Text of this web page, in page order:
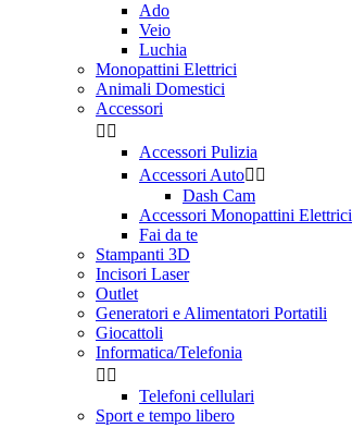
Ado
Veio
Luchia
Monopattini Elettrici
Animali Domestici
Accessori
 
Accessori Pulizia
Accessori Auto 
Dash Cam
Accessori Monopattini Elettrici
Fai da te
Stampanti 3D
Incisori Laser
Outlet
Generatori e Alimentatori Portatili
Giocattoli
Informatica/Telefonia
 
Telefoni cellulari
Sport e tempo libero